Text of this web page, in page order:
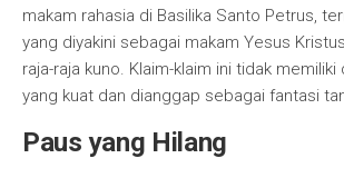
makam rahasia di Basilika Santo Petrus,
yang diyakini sebagai makam Yesus
raja-raja kuno. Klaim-klaim ini tidak memiliki
yang kuat dan dianggap sebagai fantasi
Paus yang Hilang